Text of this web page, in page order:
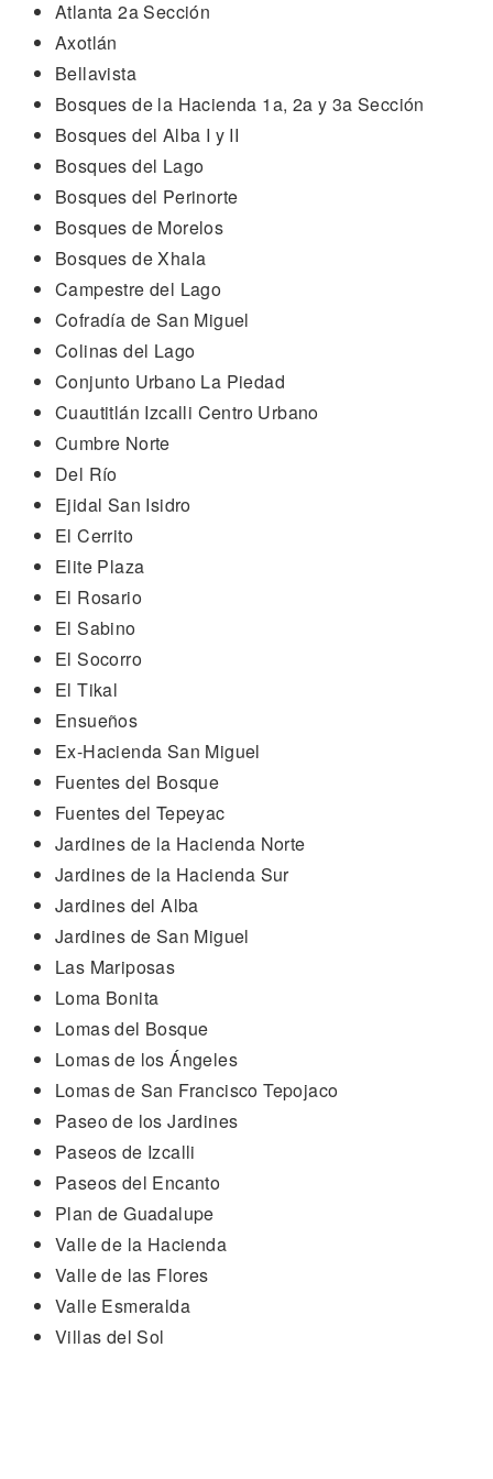
Atlanta 2a Sección
Axotlán
Bellavista
Bosques de la Hacienda 1a, 2a y 3a Sección
Bosques del Alba I y II
Bosques del Lago
Bosques del Perinorte
Bosques de Morelos
Bosques de Xhala
Campestre del Lago
Cofradía de San Miguel
Colinas del Lago
Conjunto Urbano La Piedad
Cuautitlán Izcalli Centro Urbano
Cumbre Norte
Del Río
Ejidal San Isidro
El Cerrito
Elite Plaza
El Rosario
El Sabino
El Socorro
El Tikal
Ensueños
Ex-Hacienda San Miguel
Fuentes del Bosque
Fuentes del Tepeyac
Jardines de la Hacienda Norte
Jardines de la Hacienda Sur
Jardines del Alba
Jardines de San Miguel
Las Mariposas
Loma Bonita
Lomas del Bosque
Lomas de los Ángeles
Lomas de San Francisco Tepojaco
Paseo de los Jardines
Paseos de Izcalli
Paseos del Encanto
Plan de Guadalupe
Valle de la Hacienda
Valle de las Flores
Valle Esmeralda
Villas del Sol